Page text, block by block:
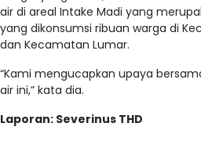
air di areal Intake Madi yang
yang dikonsumsi ribuan warga di
dan Kecamatan Lumar.
“Kami mengucapkan upaya
air ini,” kata dia.
Laporan: Severinus THD